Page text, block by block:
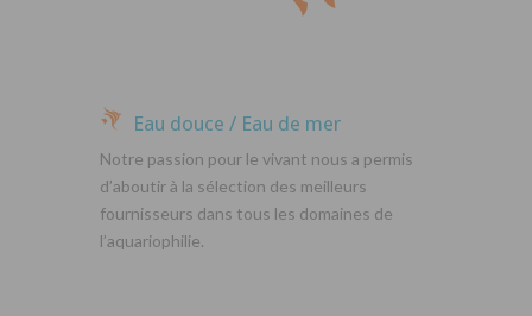
Eau douce / Eau de mer
Notre passion pour le vivant nous a permis
d’aboutir à la sélection des meilleurs
fournisseurs dans tous les domaines de
l’aquariophilie.